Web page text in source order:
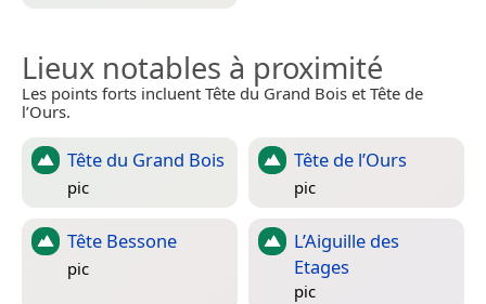
Lieux notables à proximité
Les points forts incluent Tête du Grand Bois et Tête de
l’Ours.
Tête du Grand Bois
pic
Tête de l’Ours
pic
Tête Bessone
pic
L’Aiguille des
Etages
pic